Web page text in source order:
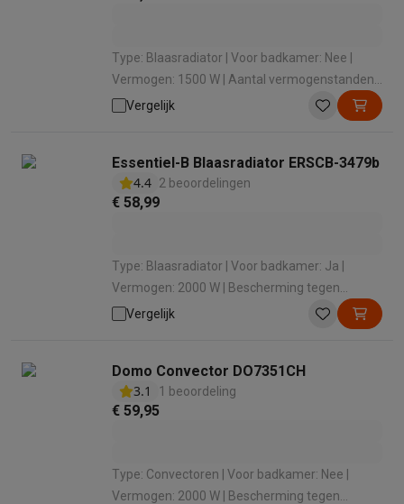
Type: Blaasradiator | Voor badkamer: Nee |
Vermogen: 1500 W | Aantal vermogenstanden:
1 | Oscillatie: Ja
Vergelijk
Essentiel-B Blaasradiator ERSCB-3479b
4.4 2 beoordelingen
€ 58,99
Type: Blaasradiator | Voor badkamer: Ja |
Vermogen: 2000 W | Bescherming tegen
oververhitting: Ja | Aantal vermogenstanden: 2
Vergelijk
Domo Convector DO7351CH
3.1
1 beoordeling
€ 59,95
Type: Convectoren | Voor badkamer: Nee |
Vermogen: 2000 W | Bescherming tegen